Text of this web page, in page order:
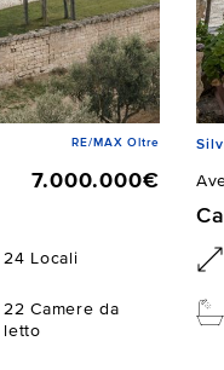
RE/MAX Oltre
7.000.000€
24 Locali
22 Camere da
letto